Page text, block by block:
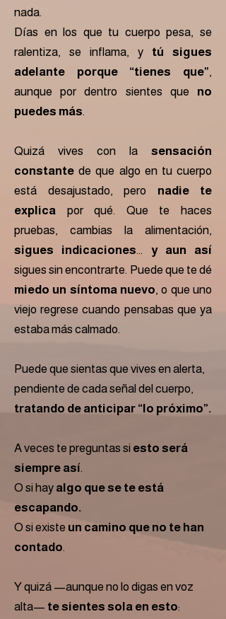
nada.
Días en los que tu cuerpo pesa, se
ralentiza, se inflama, y tú sigues
adelante porque “tienes que”,
aunque por dentro sientes que no
puedes más.
Quizá vives con la sensación
constante de que algo en tu cuerpo
está desajustado, pero nadie te
explica por qué. Que te haces
pruebas, cambias la alimentación,
sigues indicaciones… y aun así
sigues sin encontrarte. Puede que te dé
miedo un síntoma nuevo, o que uno
viejo regrese cuando pensabas que ya
estaba más calmado.
Puede que sientas que vives en alerta,
pendiente de cada señal del cuerpo,
tratando de anticipar “lo próximo”.
A veces te preguntas si esto será
siempre así.
O si hay algo que se te está
escapando.
O si existe un camino que no te han
contado.
Y quizá —aunque no lo digas en voz
alta— te sientes sola en esto: